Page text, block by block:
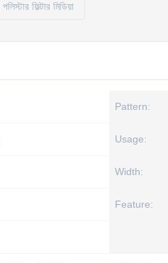
ফিল্টার মিডিয়া
Pattern:
Usage:
Width:
Feature: